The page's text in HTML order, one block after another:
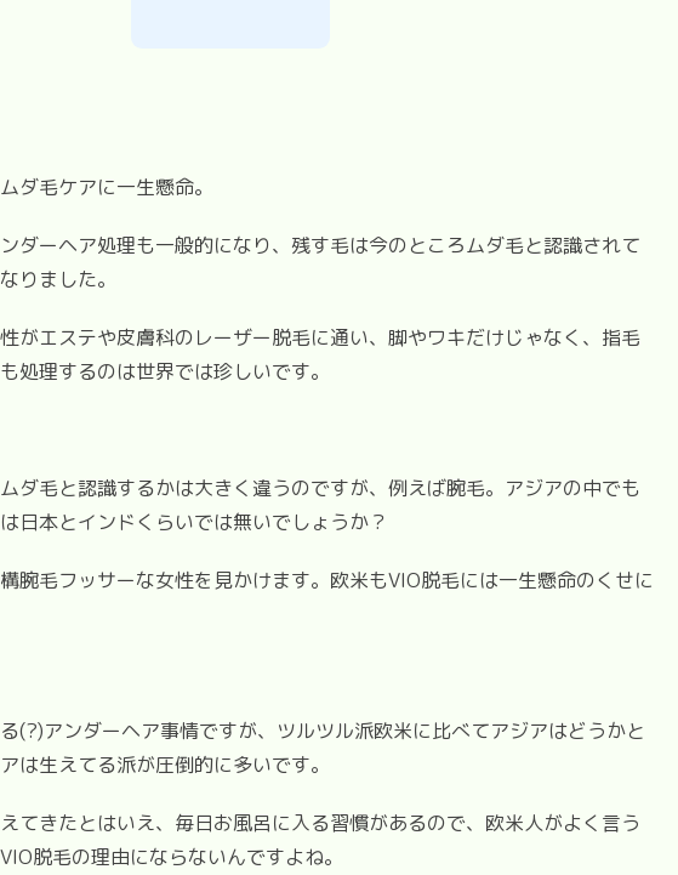
ダ毛ケアに一生懸命。
ダーヘア処理も一般的になり、残す毛は今のところムダ毛と認識されて
りました。
がエステや皮膚科のレーザー脱毛に通い、脚やワキだけじゃなく、指毛
処理するのは世界では珍しいです。
ダ毛と認識するかは大きく違うのですが、例えば腕毛。アジアの中でも
日本とインドくらいでは無いでしょうか？
腕毛フッサーな女性を見かけます。欧米もVIO脱毛には一生懸命のくせに
(?)アンダーヘア事情ですが、ツルツル派欧米に比べてアジアはどうかと
は生えてる派が圧倒的に多いです。
てきたとはいえ、毎日お風呂に入る習慣があるので、欧米人がよく言う
脱毛の理由にならないんですよね。